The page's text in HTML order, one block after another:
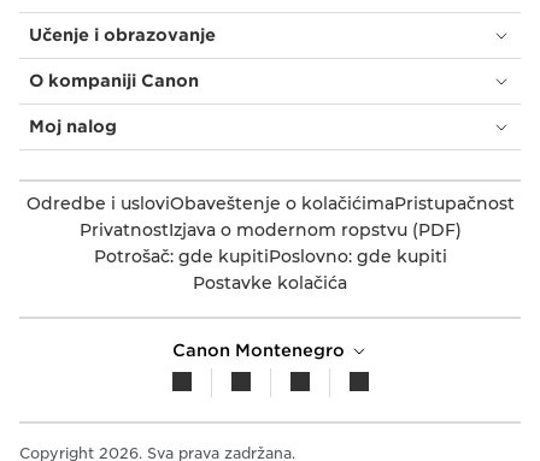
Učenje i obrazovanje
O kompaniji Canon
Moj nalog
Odredbe i usloviObaveštenje o kolačićimaPristupačnost
PrivatnostIzjava o modernom ropstvu (PDF)
Potrošač: gde kupitiPoslovno: gde kupiti
Postavke kolačića
Canon Montenegro
Copyright 2026. Sva prava zadržana.